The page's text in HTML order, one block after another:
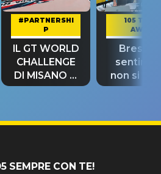
#PARTNERSHI
P
IL GT WORLD
CHALLENGE
DI MISANO si
riconferma
105 TAKE
AWAY
Bresh:
non si
fino alla
SEMPRE CON TE!